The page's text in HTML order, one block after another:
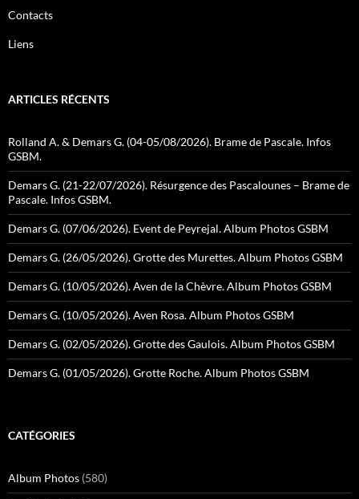
Contacts
Liens
ARTICLES RÉCENTS
Rolland A. & Demars G. (04-05/08/2026). Brame de Pascale. Infos
GSBM.
Demars G. (21-22/07/2026). Résurgence des Pascalounes – Brame de
Pascale. Infos GSBM.
Demars G. (07/06/2026). Event de Peyrejal. Album Photos GSBM
Demars G. (26/05/2026). Grotte des Murettes. Album Photos GSBM
Demars G. (10/05/2026). Aven de la Chèvre. Album Photos GSBM
Demars G. (10/05/2026). Aven Rosa. Album Photos GSBM
Demars G. (02/05/2026). Grotte des Gaulois. Album Photos GSBM
Demars G. (01/05/2026). Grotte Roche. Album Photos GSBM
CATÉGORIES
Album Photos (580)